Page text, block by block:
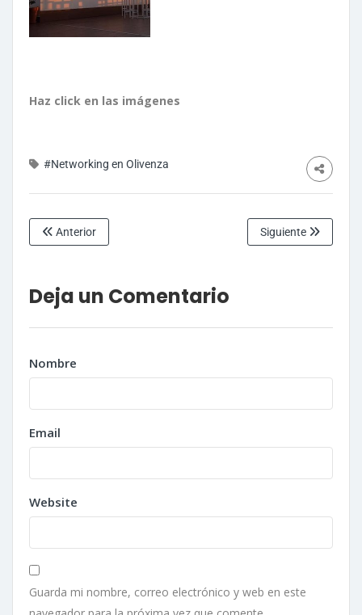
Haz click en las imágenes
#Networking en Olivenza
Anterior Siguiente
Deja un Comentario
Nombre
Email
Website
Guarda mi nombre, correo electrónico y web en este